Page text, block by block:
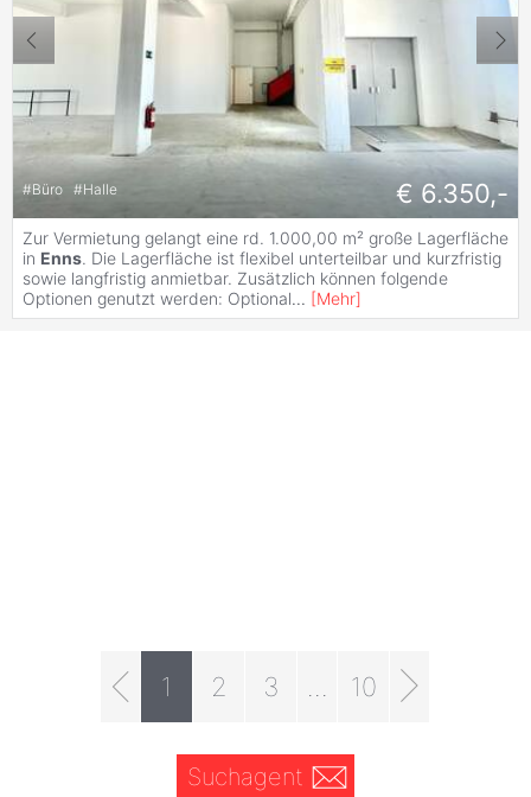
#Büro #Halle € 6.350,-
Zur Vermietung gelangt eine rd. 1.000,00 m² große Lagerfläche
in Enns. Die Lagerfläche ist flexibel unterteilbar und kurzfristig
sowie langfristig anmietbar. Zusätzlich können folgende
Optionen genutzt werden: Optional... [Mehr]
1 2 3 10
Suchagent